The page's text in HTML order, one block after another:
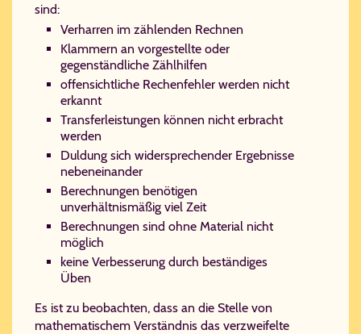
sind:
Verharren im zählenden Rechnen
Klammern an vorgestellte oder
gegenständliche Zählhilfen
offensichtliche Rechenfehler werden nicht
erkannt
Transferleistungen können nicht erbracht
werden
Duldung sich widersprechender Ergebnisse
nebeneinander
Berechnungen benötigen
unverhältnismäßig viel Zeit
Berechnungen sind ohne Material nicht
möglich
keine Verbesserung durch beständiges
Üben
Es ist zu beobachten, dass an die Stelle von
mathematischem Verständnis das verzweifelte